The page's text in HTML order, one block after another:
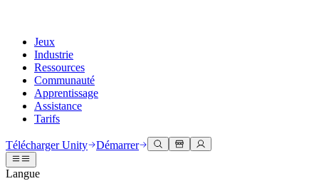
Jeux
Industrie
Ressources
Communauté
Apprentissage
Assistance
Tarifs
Moteur Unity
Créez des jeux 2D et 3D pour n'importe quelle plateforme
Collaboration 3D
Construisez et révisez des projets 3D en temps réel
Documentation
Discussions
Unity Learn
Maîtrisez les compétences Unity gratuitement
Obtenir de l'aide
Vous aider à réussir avec Unity
Télécharger Unity Démarrer
Langue